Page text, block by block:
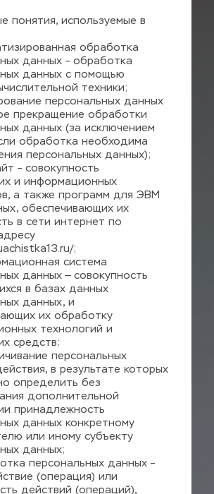
понятия, используемые в
обработка
данных – обработка
данных с помощью
техники;
персональных данных
прекращение обработки
данных (за исключением
обработка необходима
персональных данных);
– совокупность
и информационных
а также программ для ЭВМ
обеспечивающих их
в сети интернет по
;
система
данных — совокупность
в базах данных
данных, и
их обработку
технологий и
средств;
персональных
в результате которых
определить без
дополнительной
принадлежность
данных конкретному
или иному субъекту
данных;
персональных данных –
(операция) или
действий (операций),